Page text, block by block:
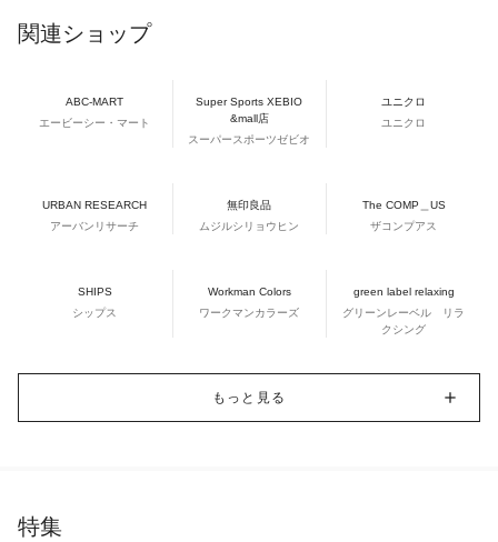
関連ショップ
ABC-MART
エービーシー・マート
Super Sports XEBIO
&mall店
スーパースポーツゼビオ
ユニクロ
ユニクロ
URBAN RESEARCH
アーバンリサーチ
無印良品
ムジルシリョウヒン
The COMP＿US
ザコンプアス
SHIPS
シップス
Workman Colors
ワークマンカラーズ
green label relaxing
グリーンレーベル リラ
クシング
もっと見る
特集